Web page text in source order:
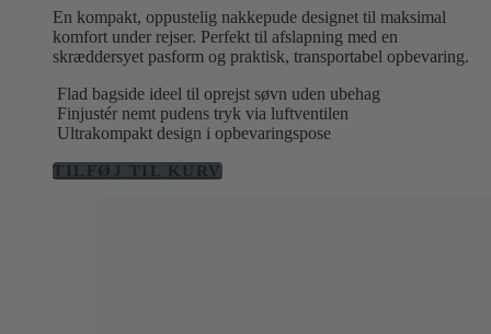
139,00 kr..99,00 kr..
En kompakt, oppustelig nakkepude designet til maksimal
komfort under rejser. Perfekt til afslapning med en
skræddersyet pasform og praktisk, transportabel opbevaring.
Flad bagside ideel til oprejst søvn uden ubehag
Finjustér nemt pudens tryk via luftventilen
Ultrakompakt design i opbevaringspose
TILFØJ TIL KURV